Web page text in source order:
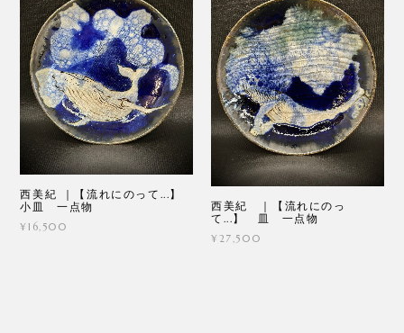
西美紀 ｜【流れにのって...】
小皿 一点物
¥16,500
西美紀 ｜【流れにのっ
て...】 皿 一点物
¥27,500